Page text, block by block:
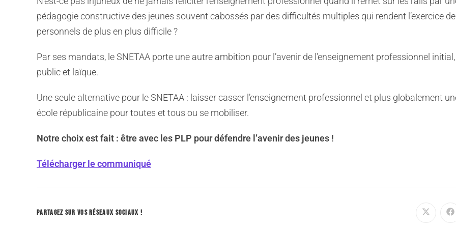
pédagogie constructive des jeunes souvent cabossés par des difficultés multiples qui rendent l’exercice
personnels de plus en plus difficile ?
Par ses mandats, le SNETAA porte une autre ambition pour l’avenir de l’enseignement professionnel initial,
public et laïque.
Une seule alternative pour le SNETAA : laisser casser l’enseignement professionnel et plus globalement
école républicaine pour toutes et tous ou se mobiliser.
Notre choix est fait : être avec les PLP pour défendre l’avenir des jeunes !
Télécharger le communiqué
PARTAGEZ SUR VOS RÉSEAUX SOCIAUX !